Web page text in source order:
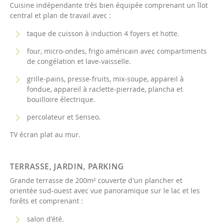
Cuisine indépendante très bien équipée comprenant un îlot
central et plan de travail avec :
taque de cuisson à induction 4 foyers et hotte.
four, micro-ondes, frigo américain avec compartiments
de congélation et lave-vaisselle.
grille-pains, presse-fruits, mix-soupe, appareil à
fondue, appareil à raclette-pierrade, plancha et
bouilloire électrique.
percolateur et Senseo.
TV écran plat au mur.
TERRASSE, JARDIN, PARKING
Grande terrasse de 200m² couverte d'un plancher et
orientée sud-ouest avec vue panoramique sur le lac et les
forêts et comprenant :
salon d'été.